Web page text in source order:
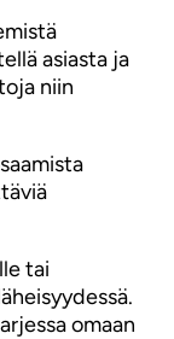
asiasta ja
niin
tai
omaan